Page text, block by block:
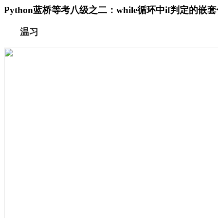
Python蓝桥等考八级之二：while循环中if判定的嵌
温习